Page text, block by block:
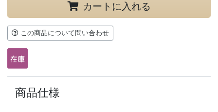
カートに入れる
この商品について問い合わせ
商品仕様